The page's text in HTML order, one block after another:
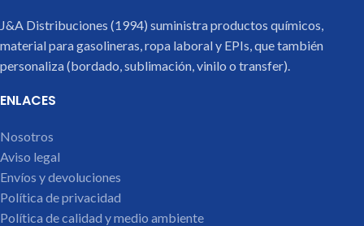
J&A Distribuciones (1994) suministra productos químicos,
material para gasolineras, ropa laboral y EPIs, que también
personaliza (bordado, sublimación, vinilo o transfer).
ENLACES
Nosotros
Aviso legal
Envíos y devoluciones
Política de privacidad
Política de calidad y medio ambiente